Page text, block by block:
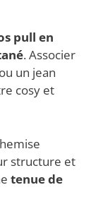
pull en
. Associer
un jean
cosy et
structure et
tenue de